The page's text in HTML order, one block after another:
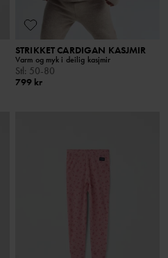
STRIKKET CARDIGAN KASJMIR
Varm og myk i deilig kasjmir
Stl: 50-80
799 kr